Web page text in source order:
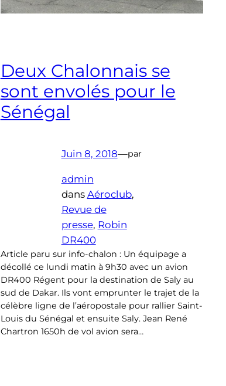
Deux Chalonnais se
sont envolés pour le
Sénégal
Juin 8, 2018—par
admin
dans Aéroclub
Revue de
presse, Robin
DR400
Article paru sur info-chalon : Un équipage a
décollé ce lundi matin à 9h30 avec un avion
DR400 Régent pour la destination de Saly au
sud de Dakar. Ils vont emprunter le trajet de la
célèbre ligne de l’aéropostale pour rallier Saint-
Louis du Sénégal et ensuite Saly. Jean René
Chartron 1650h de vol avion sera…